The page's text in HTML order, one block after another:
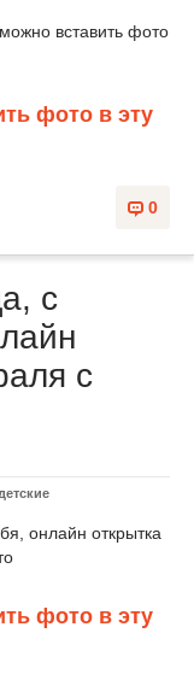
вставить фото
фото в эту
0
с
с
онлайн открытка
фото в эту